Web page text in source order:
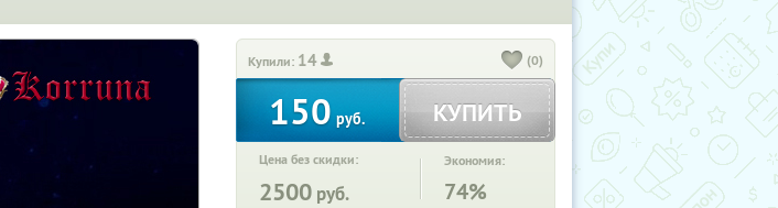
Купили: 14 (0)
150 руб. КУПИТЬ
Цена без скидки:
2500 руб.
Экономия:
74%